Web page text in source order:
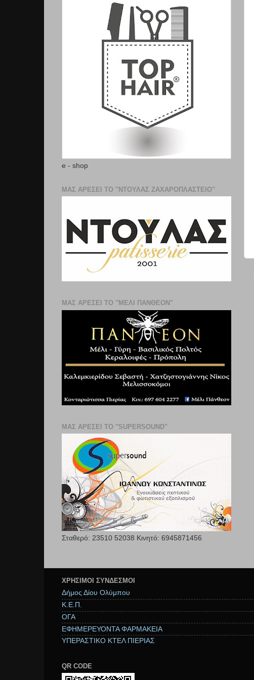
e - shop
ΜΑΣ ΑΡΕΣΕΙ ΤΟ "ΝΤΟΥΛΑΣ ΖΑΧΑΡΟΠΛΑΣΤΕΊΟ"
ΜΑΣ ΑΡΕΣΕΙ ΤΟ "ΜΕΛΙ ΠΑΝΘΕΟΝ"
ΜΑΣ ΑΡΕΣΕΙ ΤΟ "SUPERSOUND"
Σταθερό: 23510 52038 Κινητό: 6945871456
ΧΡΉΣΙΜΟΙ ΣΥΝΔΕΣΜΟΙ
Δήμος Δίου Ολύμπου
Κ.Ε.Π.
ΟΓΑ
ΕΦΗΜΕΡΕΥΟΝΤΑ ΦΑΡΜΑΚΕΙΑ
ΥΠΕΡΑΣΤΙΚΟ ΚΤΕΛ ΠΙΕΡΙΑΣ
QR CODE